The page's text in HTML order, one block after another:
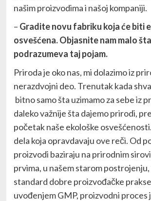
našim proizvodima i našoj kompaniji.
– Gradite novu fabriku koja će biti
osvešćena. Objasnite nam malo
podrazumeva taj pojam.
Priroda je oko nas, mi dolazimo iz
nerazdvojni deo. Trenutak kada
bitno samo šta uzimamo za sebe iz
daleko važnije šta dajemo prirodi,
početak naše ekološke
dela koja opravdavaju ove reči. Od
proizvodi baziraju na prirodnim
prvima, u našem starom
standard dobre proizvođačke
uvođenjem GMP, proizvodni proces